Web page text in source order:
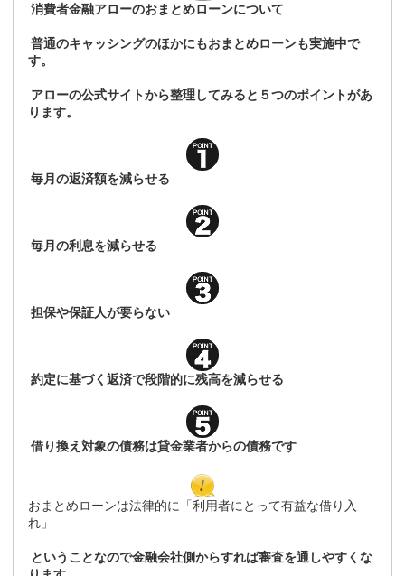
消費者金融アローのおまとめローンについて
普通のキャッシングのほかにもおまとめローンも実施中で
す。
アローの公式サイトから整理してみると５つのポイントがあ
ります。
毎月の返済額を減らせる
毎月の利息を減らせる
担保や保証人が要らない
約定に基づく返済で段階的に残高を減らせる
借り換え対象の債務は貸金業者からの債務です
おまとめローンは法律的に「利用者にとって有益な借り入
れ」
ということなので金融会社側からすれば審査を通しやすくな